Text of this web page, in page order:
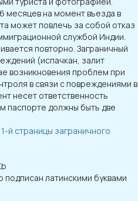
месяцев на момент въезда в
может повлечь за собой отказ
службой Индии.
повторно. Заграничный
(испачкан, залит
возникновения проблем при
в связи с повреждениями в
несет ответственность
паспорте должны быть две
й страницы заграничного
латинскими буквами